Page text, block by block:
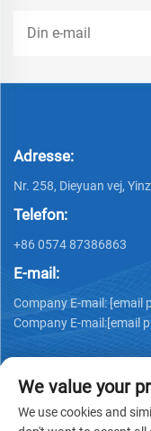
Adresse:
Nr. 258, Dieyuan vej,
Telefon:
+86 0574 87386863
E-mail:
Company E-mail:[email
Company E-mail:[email
We value your
We use cookies and